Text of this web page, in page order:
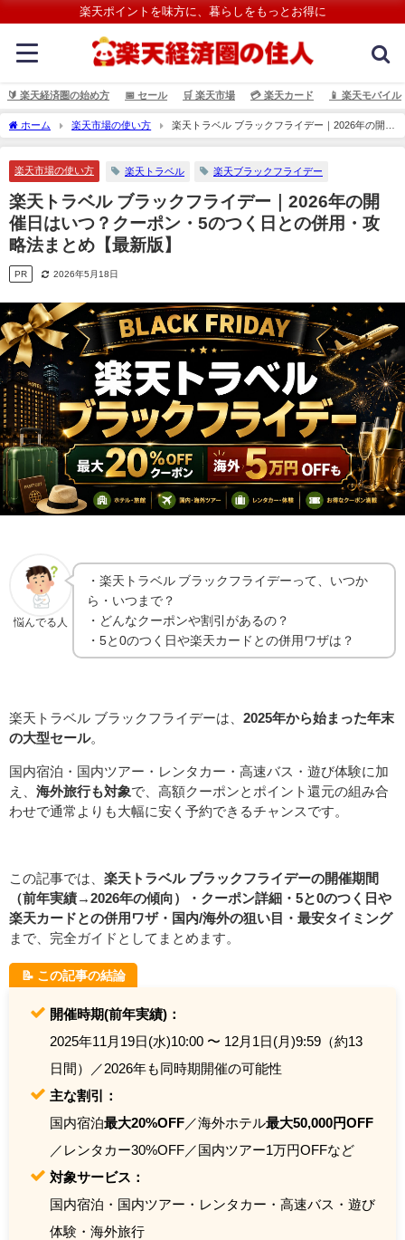
楽天ポイントを味方に、暮らしをもっとお得に
🔰 楽天経済圏の始め方 📅 セール 🛒 楽天市場 💳️ 楽天カード 📱 楽天モバイル
ホーム 楽天市場の使い方
楽天トラベル ブラックフライデー｜2026年の開催
日はいつ？クーポン・5のつく日との併用・攻略法まとめ【最新版】
楽天市場の使い方 楽天トラベル 楽天ブラックフライデー
楽天トラベル ブラックフライデー｜2026年の開
催日はいつ？クーポン・5のつく日との併用・攻
略法まとめ【最新版】
PR 2026年5月18日
悩んでる人
・楽天トラベル ブラックフライデーって、いつか
ら・いつまで？
・どんなクーポンや割引があるの？
・5と0のつく日や楽天カードとの併用ワザは？
楽天トラベル ブラックフライデーは、 2025年から始まった年末
の大型セール。
国内宿泊・国内ツアー・レンタカー・高速バス・遊び体験に加
え、 海外旅行も対象で、高額クーポンとポイント還元の組み合
わせで通常よりも大幅に安く予約できるチャンスです。
この記事では、 楽天トラベル ブラックフライデーの開催期間
（前年実績→2026年の傾向）・クーポン詳細・5と0のつく日や
楽天カードとの併用ワザ・国内/海外の狙い目・最安タイミング
まで、完全ガイドとしてまとめます。
📝 この記事の結論
開催時期(前年実績)：
2025年11月19日(水)10:00 〜 12月1日(月)9:59（約13
日間）／2026年も同時期開催の可能性
主な割引：
国内宿泊最大20%OFF ／海外ホテル最大50,000円OFF
／レンタカー30%OFF／国内ツアー1万円OFFなど
対象サービス：
国内宿泊・国内ツアー・レンタカー・高速バス・遊び
体験・海外旅行